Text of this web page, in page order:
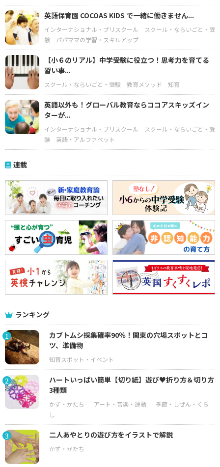
英語保育園 COCOAS KIDS で一緒に働きません...
インターナショナル・プリスクール
スクール・ならいごと・受
験
パパママの学習・スキルアップ
【小６のリアル】中学受験に役立つ！思考力を育てる
習い事...
スクール・ならいごと・受験 教育メソッド 知育
英語以外も！グローバル教育ならココアスキッズイン
ターが...
インターナショナル・プリスクール
スクール・ならいごと・受
験
英語・アルファベット
連載
ランキング
1
カブトムシ採集確率90％！関東の穴場スポットとコ
ツ、準備物
2
ハートいっぱい簡単【切り紙】遊び♥折り方＆切り方
3種類
3 二人あやとりの遊び方をイラストで解説